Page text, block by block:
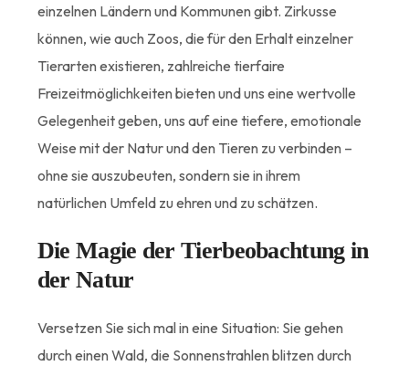
einzelnen Ländern und Kommunen gibt. Zirkusse
können, wie auch Zoos, die für den Erhalt einzelner
Tierarten existieren, zahlreiche tierfaire
Freizeitmöglichkeiten bieten und uns eine wertvolle
Gelegenheit geben, uns auf eine tiefere, emotionale
Weise mit der Natur und den Tieren zu verbinden –
ohne sie auszubeuten, sondern sie in ihrem
natürlichen Umfeld zu ehren und zu schätzen.
Die Magie der Tierbeobachtung in
der Natur
Versetzen Sie sich mal in eine Situation: Sie gehen
durch einen Wald, die Sonnenstrahlen blitzen durch